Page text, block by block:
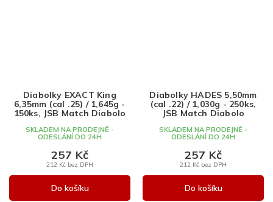
Diabolky EXACT King
6,35mm (cal .25) / 1,645g -
150ks, JSB Match Diabolo
SKLADEM NA PRODEJNĚ -
ODESLÁNÍ DO 24H
212 Kč bez DPH
257 Kč
Do košíku
Diabolky HADES 5,50mm
(cal .22) / 1,030g - 250ks,
JSB Match Diabolo
SKLADEM NA PRODEJNĚ -
ODESLÁNÍ DO 24H
212 Kč bez DPH
257 Kč
Do košíku